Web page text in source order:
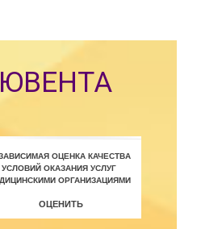
ЮВЕНТА